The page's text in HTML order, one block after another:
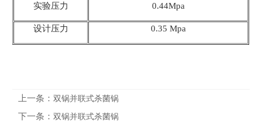
实验压力 0.44Mpa
设计压力 0.35 Mpa
上一条：双锅并联式杀菌锅
下一条：双锅并联式杀菌锅